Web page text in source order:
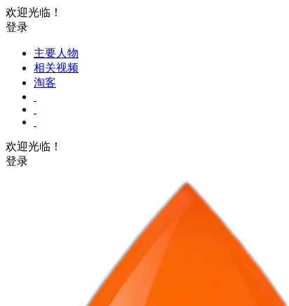
欢迎光临！
登录
主要人物
相关视频
淘客
欢迎光临！
登录